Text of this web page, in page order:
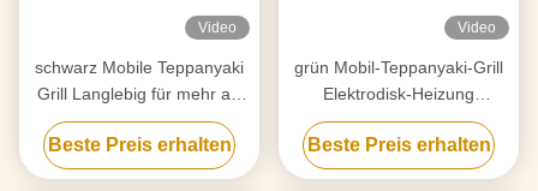
Video
schwarz Mobile Teppanyaki
Grill Langlebig für mehr als
20 Jahre Lebensmittelbrett
Hibachi Grill Tisch
Beste Preis erhalten
Video
grün Mobil-Teppanyaki-Grill
Elektrodisk-Heizung
Freizügigkeit
Lebensmittelbrett Hibachi
Grill Tisch
Beste Preis erhalten